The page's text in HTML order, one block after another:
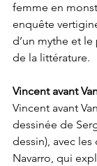
femme en
enquête
d’un mythe et
de la littérature.
Vincent avant
Vincent avant
dessinée de
dessin), avec
Navarro, qui